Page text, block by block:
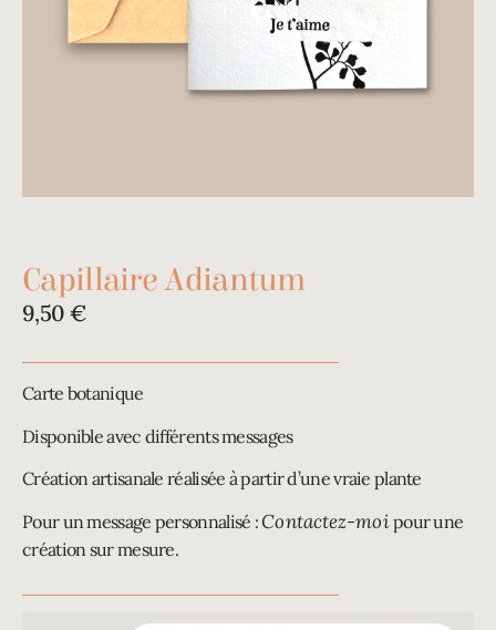
Capillaire Adiantum
9,50 €
Carte botanique
Disponible avec différents messages
Création artisanale réalisée à partir d’une vraie plante
Pour un message personnalisé :Contactez-moi pour une
création sur mesure.